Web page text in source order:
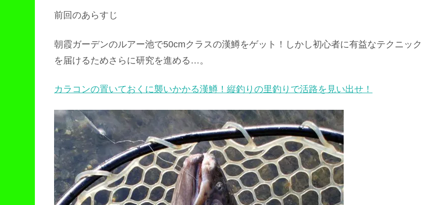
前回のあらすじ
朝霞ガーデンのルアー池で50cmクラスの漢鱒をゲット！しかし初心者に有益なテクニック
を届けるためさらに研究を進める…。
カラコンの置いておくに襲いかかる漢鱒！縦釣りの里釣りで活路を見い出せ！